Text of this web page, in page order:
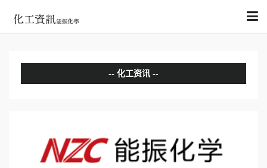
化工资讯
国际动态